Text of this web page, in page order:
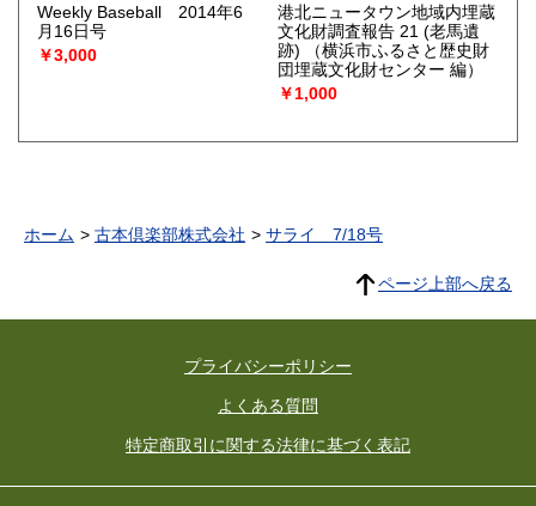
Weekly Baseball 2014年6
月16日号
￥3,000
港北ニュータウン地域内埋蔵
文化財調査報告 21 (老馬遺
跡)
（横浜市ふるさと歴史財
団埋蔵文化財センター 編）
￥1,000
ホーム 古本倶楽部株式会社 サライ 7/18号
ページ上部へ戻る
プライバシーポリシー
よくある質問
特定商取引に関する法律に基づく表記